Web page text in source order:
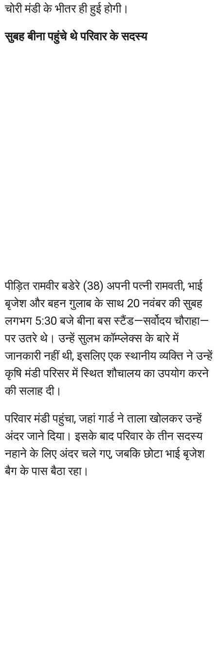
चोरी मंडी के भीतर ही हुई होगी।
सुबह बीना पहुंचे थे परिवार के सदस्य
पीड़ित रामवीर बडेरे (38) अपनी पत्नी रामवती, भाई
बृजेश और बहन गुलाब के साथ 20 नवंबर की सुबह
लगभग 5:30 बजे बीना बस स्टैंड—सर्वोदय चौराहा—
पर उतरे थे। उन्हें सुलभ कॉम्प्लेक्स के बारे में
जानकारी नहीं थी, इसलिए एक स्थानीय व्यक्ति ने उन्हें
कृषि मंडी परिसर में स्थित शौचालय का उपयोग करने
की सलाह दी।
परिवार मंडी पहुंचा, जहां गार्ड ने ताला खोलकर उन्हें
अंदर जाने दिया। इसके बाद परिवार के तीन सदस्य
नहाने के लिए अंदर चले गए, जबकि छोटा भाई बृजेश
बैग के पास बैठा रहा।